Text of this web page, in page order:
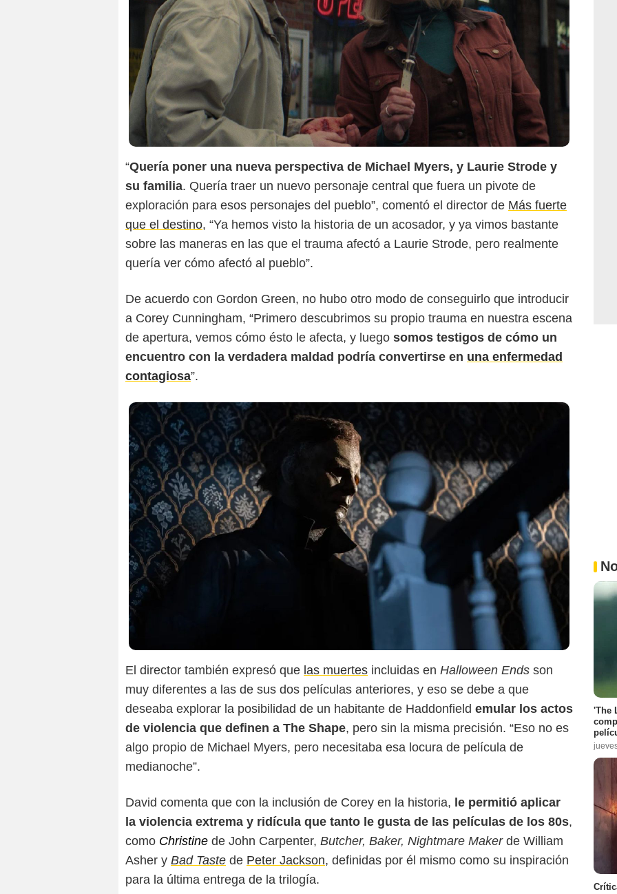
“Quería poner una nueva perspectiva de Michael Myers, y Laurie Strode y
su familia. Quería traer un nuevo personaje central que fuera un pivote de
exploración para esos personajes del pueblo”, comentó el director de Más fuerte
que el destino, “Ya hemos visto la historia de un acosador, y ya vimos bastante
sobre las maneras en las que el trauma afectó a Laurie Strode, pero realmente
quería ver cómo afectó al pueblo”.
De acuerdo con Gordon Green, no hubo otro modo de conseguirlo que introducir
a Corey Cunningham, “Primero descubrimos su propio trauma en nuestra escena
de apertura, vemos cómo ésto le afecta, y luego somos testigos de cómo un
encuentro con la verdadera maldad podría convertirse en una enfermedad
contagiosa”.
Universal Pictures
El director también expresó que las muertes incluidas en Halloween Ends son
muy diferentes a las de sus dos películas anteriores, y eso se debe a que
deseaba explorar la posibilidad de un habitante de Haddonfield emular los actos
de violencia que definen a The Shape, pero sin la misma precisión. “Eso no es
algo propio de Michael Myers, pero necesitaba esa locura de película de
medianoche”.
David comenta que con la inclusión de Corey en la historia, le permitió aplicar
la violencia extrema y ridícula que tanto le gusta de las películas de los 80s,
como Christine de John Carpenter, Butcher, Baker, Nightmare Makerde William
Asher y Bad Taste de Peter Jackson, definidas por él mismo como su inspiración
para la última entrega de la trilogía.
Universal Pictures
'The